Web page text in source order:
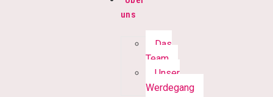
uns
Das
Team
Unser
Werdegang